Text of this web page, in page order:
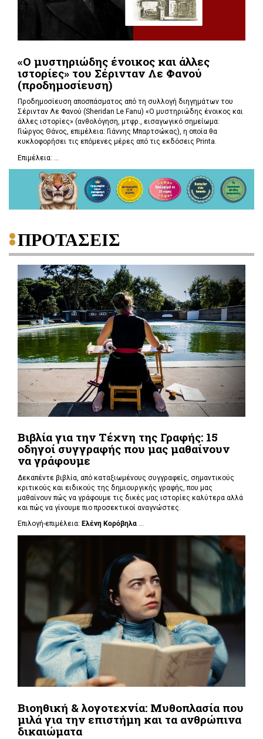
«Ο μυστηριώδης ένοικος και άλλες
ιστορίες» του Σέρινταν Λε Φανού
(προδημοσίευση)
Προδημοσίευση αποσπάσματος από τη συλλογή διηγημάτων του
Σέρινταν Λε Φανού (Sheridan Le Fanu) «Ο μυστηριώδης ένοικος και
άλλες ιστορίες» (ανθολόγηση, μτφρ., εισαγωγικό σημείωμα:
Γιώργος Θάνος, επιμέλεια: Γιάννης Μπαρτσώκας), η οποία θα
κυκλοφορήσει τις επόμενες μέρες από τις εκδόσεις Printa.
Επιμέλεια: ...
ΠΡΟΤΑΣΕΙΣ
Βιβλία για την Τέχνη της Γραφής: 15
οδηγοί συγγραφής που μας μαθαίνουν
να γράφουμε
Δεκαπέντε βιβλία, από καταξιωμένους συγγραφείς, σημαντικούς
κριτικούς και ειδικούς της δημιουργικής γραφής, που μας
μαθαίνουν πώς να γράφουμε τις δικές μας ιστορίες καλύτερα αλλά
και πώς να γίνουμε πιο προσεκτικοί αναγνώστες.
Επιλογή-επιμέλεια: Ελένη Κορόβηλα ...
Βιοηθική & λογοτεχνία: Μυθοπλασία που
μιλά για την επιστήμη και τα ανθρώπινα
δικαιώματα